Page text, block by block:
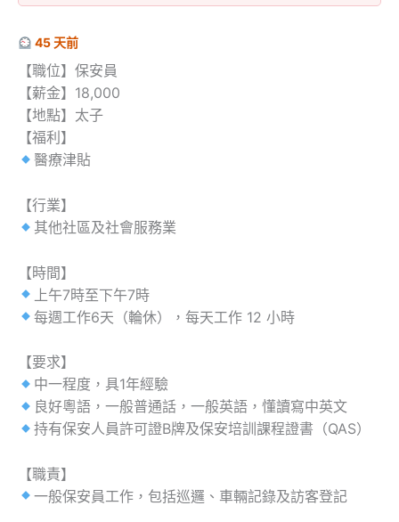
45 天前
【職位】保安員
【薪金】18,000
【地點】太子
【福利】
醫療津貼
【行業】
其他社區及社會服務業
【時間】
上午7時至下午7時
每週工作6天（輪休），每天工作 12 小時
【要求】
中一程度，具1年經驗
良好粵語，一般普通話，一般英語，懂讀寫中英文
持有保安人員許可證B牌及保安培訓課程證書（QAS）
【職責】
一般保安員工作，包括巡邏、車輛記錄及訪客登記